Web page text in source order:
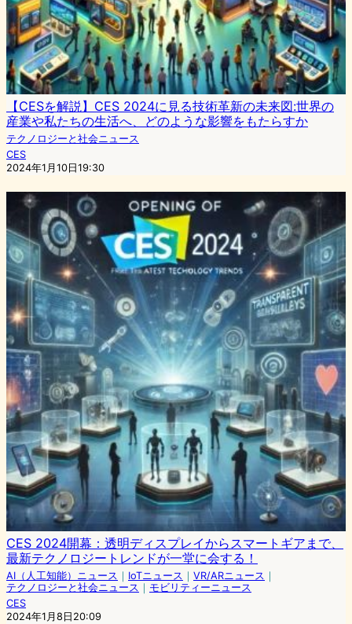
【CESを解説】CES 2024に見る技術革新の未来図:世界の
産業や私たちの生活へ、どのような影響をもたらすか
テクノロジーと社会ニュース
CES
2024年1月10日19:30
CES 2024開幕：透明ディスプレイからスマートギアまで、
最新テクノロジートレンドが一堂に会する！
AI（人工知能）ニュース ｜ IoTニュース ｜ VR/ARニュース ｜
テクノロジーと社会ニュース ｜ モビリティーニュース
CES
2024年1月8日20:09